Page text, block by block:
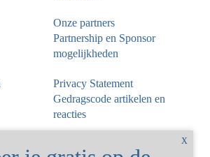
Onze partners
Partnership en Sponsor
mogelijkheden
Privacy Statement
Gedragscode artikelen en
reacties